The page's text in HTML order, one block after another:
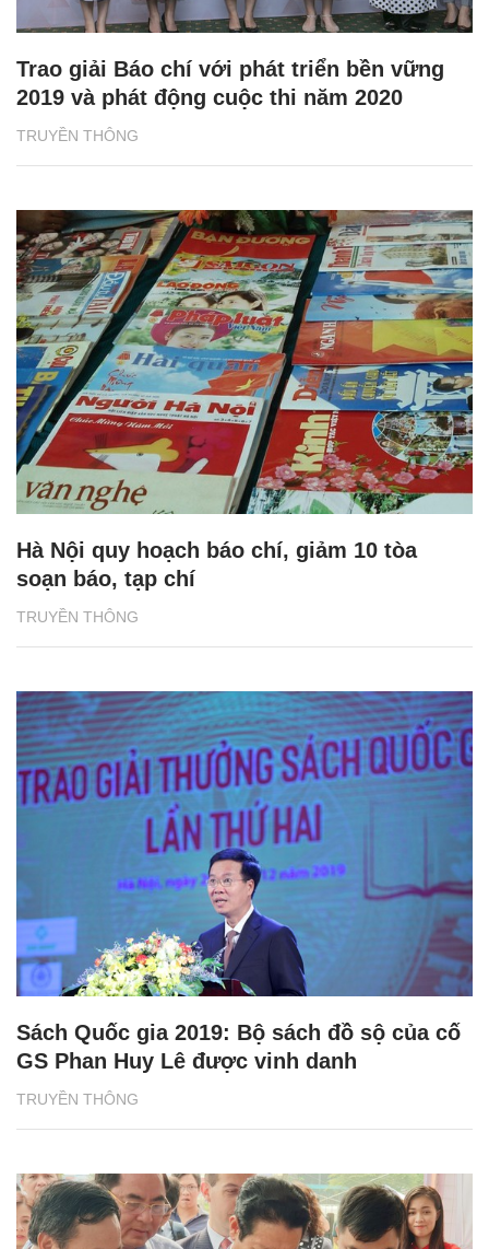
TRUYỀN THÔNG
Trao giải Báo chí với phát triển bền vững
2019 và phát động cuộc thi năm 2020
TRUYỀN THÔNG
Hà Nội quy hoạch báo chí, giảm 10 tòa
soạn báo, tạp chí
TRUYỀN THÔNG
Sách Quốc gia 2019: Bộ sách đồ sộ của cố
GS Phan Huy Lê được vinh danh